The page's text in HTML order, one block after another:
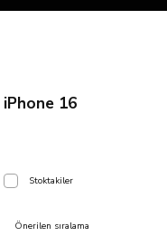
iPhone 16
Stoktakiler